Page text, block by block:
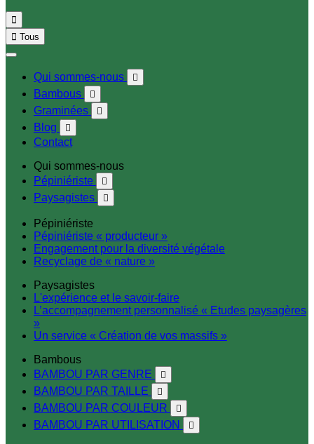

 Tous
Qui sommes-nous 
Bambous 
Graminées 
Blog 
Contact
Qui sommes-nous
Pépiniériste

Paysagistes 
Pépiniériste
Pépiniériste « producteur »
Engagement pour la diversité végétale
Recyclage de « nature »
Paysagistes
L'expérience et le savoir-faire
L’accompagnement personnalisé « Etudes paysagères
»
Un service « Création de vos massifs »
Bambous
BAMBOU PAR GENRE

BAMBOU PAR TAILLE 
BAMBOU PAR COULEUR 
BAMBOU PAR UTILISATION 